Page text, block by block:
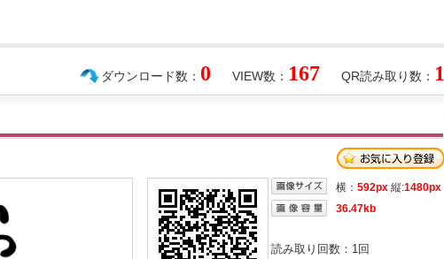
QR読み取り数： 1
VIEW数： 167
ダウンロード数： 0
横： 592px 縦:1480px
36.47kb
読み取り回数： 1回